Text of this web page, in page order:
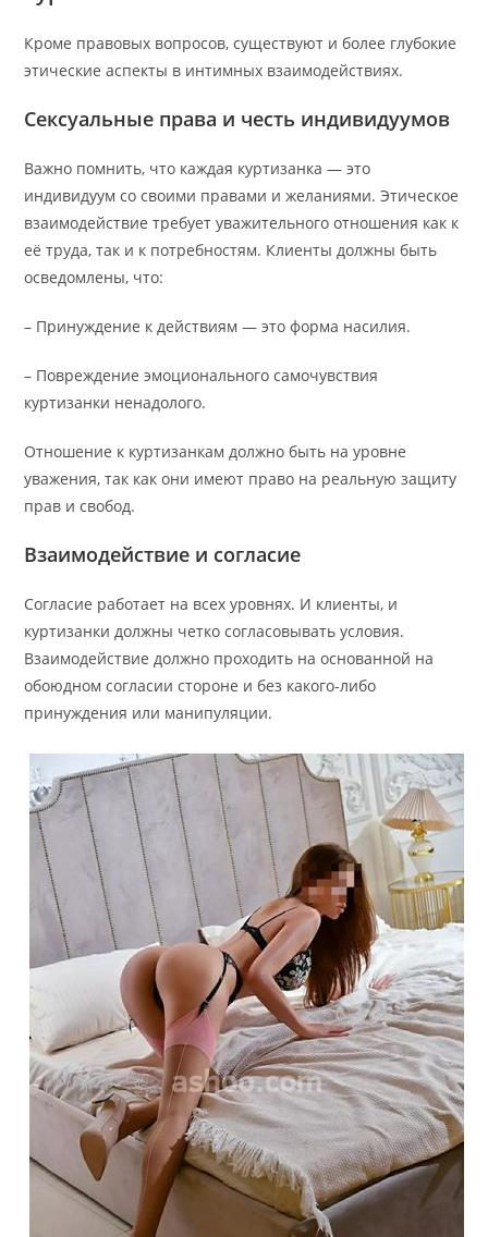
Кроме правовых вопросов, существуют и более глубокие
этические аспекты в интимных взаимодействиях.
Сексуальные права и честь индивидуумов
Важно помнить, что каждая куртизанка — это
индивидуум со своими правами и желаниями. Этическое
взаимодействие требует уважительного отношения как к
её труда, так и к потребностям. Клиенты должны быть
осведомлены, что:
– Принуждение к действиям — это форма насилия.
– Повреждение эмоционального самочувствия
куртизанки ненадолого.
Отношение к куртизанкам должно быть на уровне
уважения, так как они имеют право на реальную защиту
прав и свобод.
Взаимодействие и согласие
Согласие работает на всех уровнях. И клиенты, и
куртизанки должны четко согласовывать условия.
Взаимодействие должно проходить на основанной на
обоюдном согласии стороне и без какого-либо
принуждения или манипуляции.